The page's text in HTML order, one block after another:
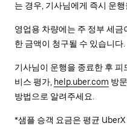
는 경우, 기사님에게 즉시 운
영업용 차량에는 주 정부 세
한 금액이 청구될 수 있습니다.
기사님이 운행을 종료한 후
비스 평가, help.uber.com 방
방법으로 알려주세요.
*샘플 승객 요금은 평균